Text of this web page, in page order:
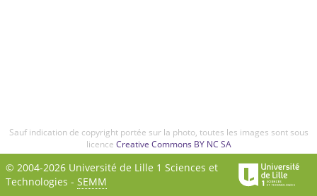
Sauf indication de copyright portée sur la photo, toutes les images sont sous
licence Creative Commons BY NC SA
© 2004-2026 Université de Lille 1 Sciences et
Technologies - SEMM